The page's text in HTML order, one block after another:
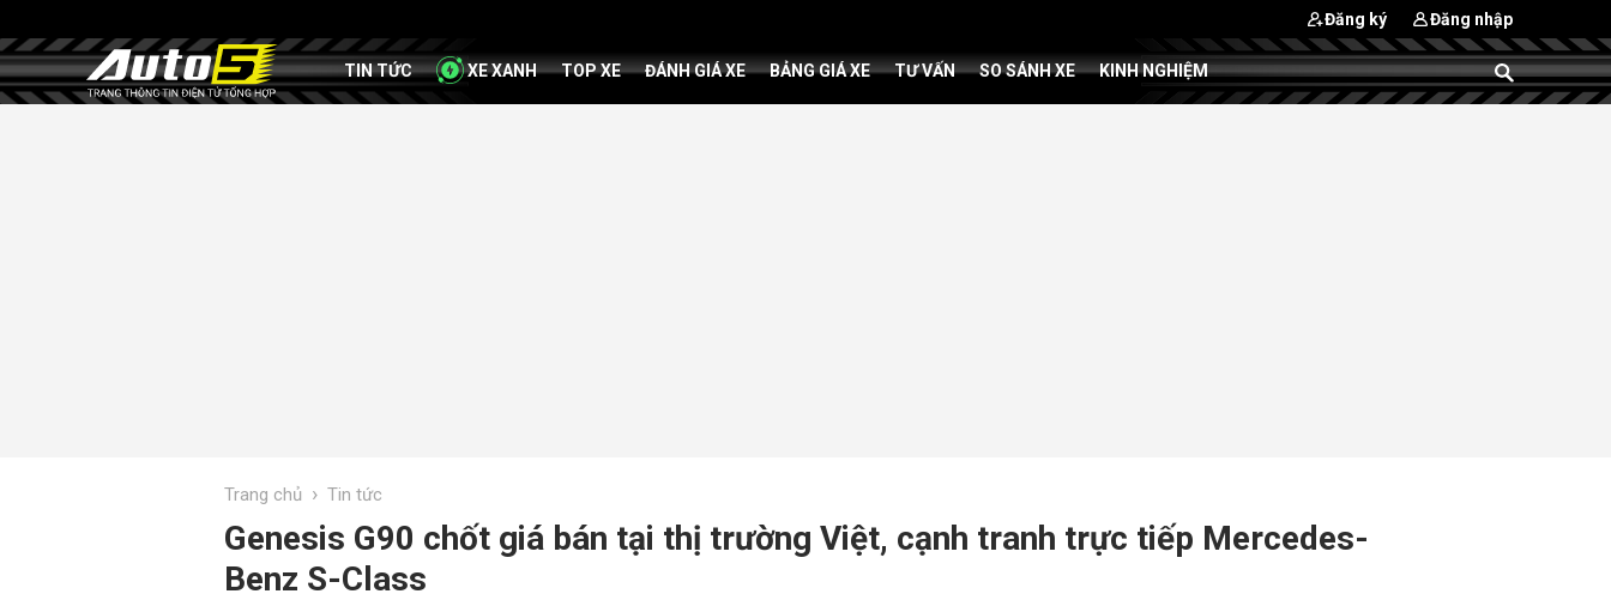
Đăng ký Đăng nhập
TIN TỨC XE XANH TOP XE ĐÁNH GIÁ XE BẢNG GIÁ XE TƯ VẤN SO SÁNH XE KINH NGHIỆM
Trang chủ › Tin tức
Genesis G90 chốt giá bán tại thị trường Việt, cạnh tranh trực tiếp Mercedes-
Benz S-Class